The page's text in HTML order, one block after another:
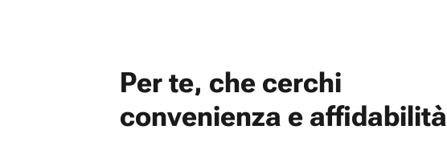
Per te, che cerchi
convenienza e affidabilità